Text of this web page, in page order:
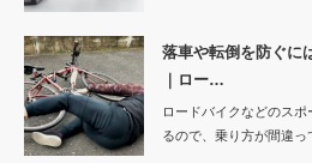
落車や転倒を防ぐに
｜ロー…
ロードバイクなどのス
るので、乗り方が間違っ